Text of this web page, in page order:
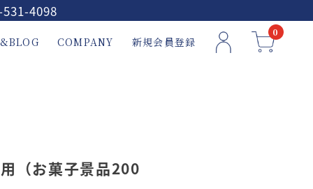
531-4098
COMPANY 新規会員登録
0
（お菓子景品200